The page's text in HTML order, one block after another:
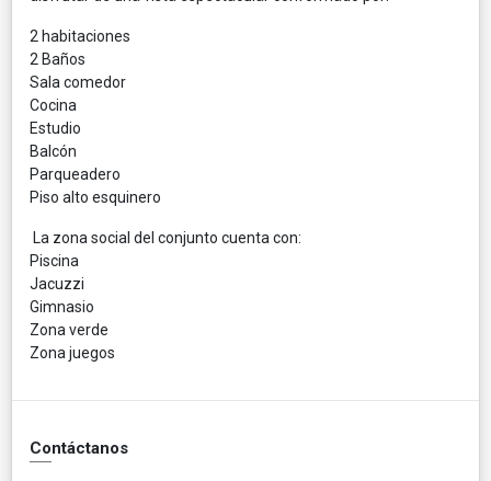
2 habitaciones
2 Baños
Sala comedor
Cocina
Estudio
Balcón
Parqueadero
Piso alto esquinero
La zona social del conjunto cuenta con:
Piscina
Jacuzzi
Gimnasio
Zona verde
Zona juegos
Contáctanos